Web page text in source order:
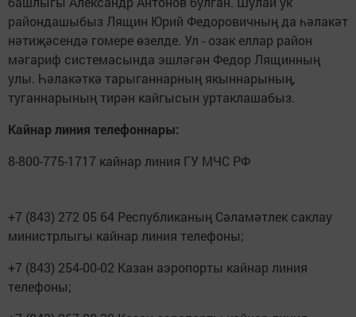
райондашыбыз Лящин Юрий Федоровичның да һәлакәт
нәтиҗәсендә гомере өзелде. Ул - озак еллар район
мәгариф системасында эшләгән Федор Лящинның
улы. Һәлакәткә тарыганнарның якыннарының,
туганнарының тирән кайгысын уртаклашабыз.
Кайнар линия телефоннары:
8-800-775-1717 кайнар линия ГУ МЧС РФ
+7 (843) 272 05 64 Республиканың Сәламәтлек саклау
министрлыгы кайнар линия телефоны;
+7 (843) 254-00-02 Казан аэропорты кайнар линия
телефоны;